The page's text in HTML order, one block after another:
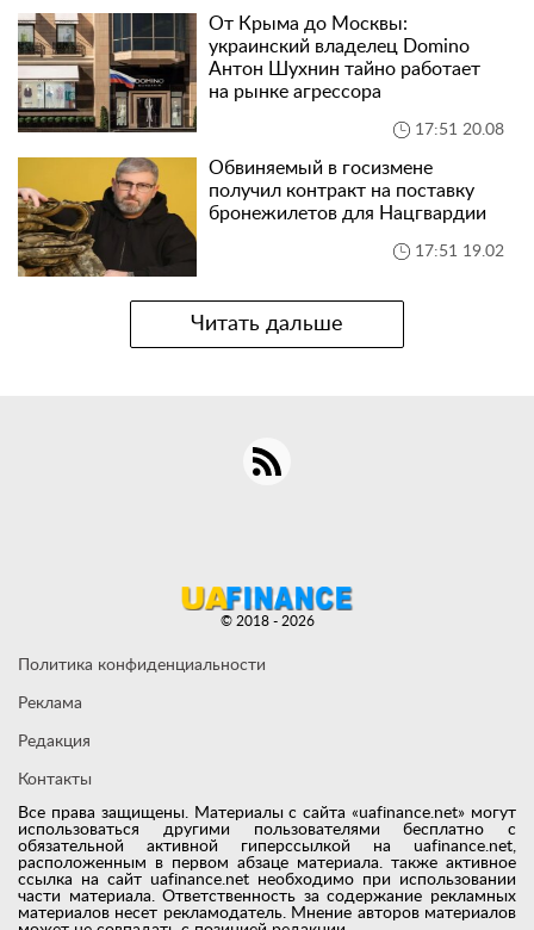
От Крыма до Москвы:
украинский владелец Domino
Антон Шухнин тайно работает
на рынке агрессора
17:51 20.08
Обвиняемый в госизмене
получил контракт на поставку
бронежилетов для Нацгвардии
17:51 19.02
Читать дальше
Все права защищены. Материалы с сайта «uafinance.net» могут
использоваться другими пользователями бесплатно с
обязательной активной гиперссылкой на uafinance.net,
расположенным в первом абзаце материала. также активное
ссылка на сайт uafinance.net необходимо при использовании
части материала. Ответственность за содержание рекламных
материалов несет рекламодатель. Мнение авторов материалов
Политика конфиденциальности
Реклама
Редакция
Контакты
© 2018 - 2026